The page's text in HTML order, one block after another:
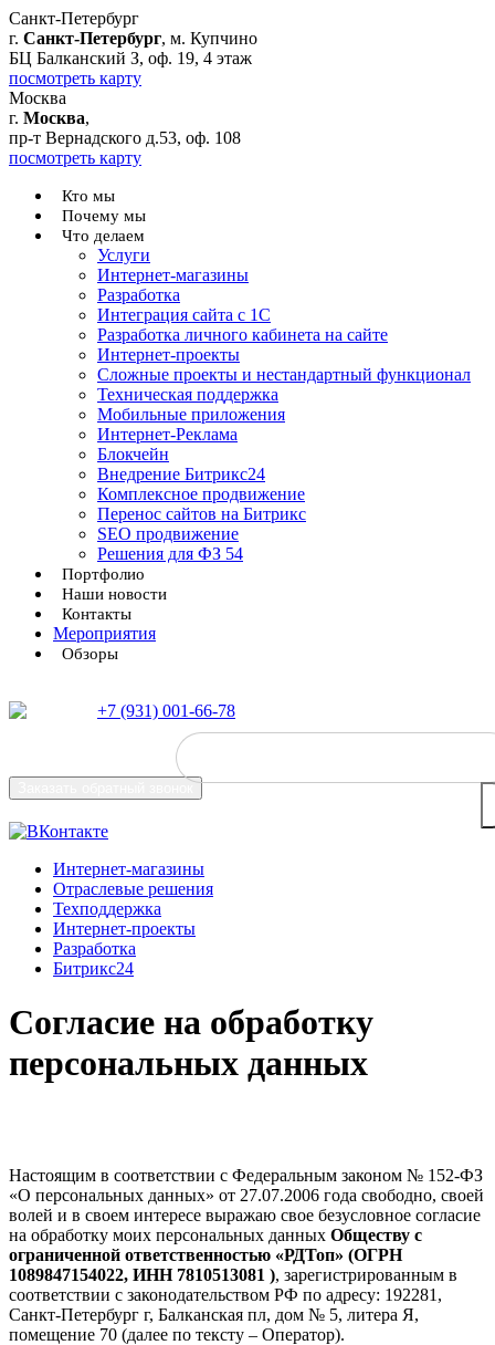
Санкт-Петербург
г. Санкт-Петербург, м. Купчино
БЦ Балканский З, оф. 19, 4 этаж
посмотреть карту
Москва
г. Москва,
пр-т Вернадского д.53, оф. 108
посмотреть карту
Кто мы
Почему мы
Что делаем
Услуги
Интернет-магазины
Разработка
Интеграция сайта с 1С
Разработка личного кабинета на сайте
Интернет-проекты
Сложные проекты и нестандартный функционал
Teхническая поддержка
Мобильные приложения
Интернет-Реклама
Блокчейн
Внедрение Битрикс24
Комплексное продвижение
Перенос сайтов на Битрикс
SEO продвижение
Решения для ФЗ 54
Портфолио
Наши новости
Контакты
Мероприятия
Обзоры
+7 (931) 001-66-78
Интернет-магазины
Отраслевые решения
Техподдержка
Интернет-проекты
Разработка
Битрикс24
Согласие на обработку
персональных данных
Настоящим в соответствии с Федеральным законом № 152-ФЗ
«О персональных данных» от 27.07.2006 года свободно, своей
волей и в своем интересе выражаю свое безусловное согласие
на обработку моих персональных данных Обществу с
ограниченной ответственностью «РДТоп» (ОГРН
1089847154022, ИНН 7810513081 ), зарегистрированным в
соответствии с законодательством РФ по адресу: 192281,
Санкт-Петербург г, Балканская пл, дом № 5, литера Я,
помещение 70 (далее по тексту – Оператор).